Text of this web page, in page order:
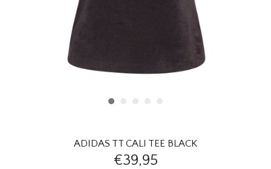
ADIDAS TT CALI TEE BLACK
€39,95